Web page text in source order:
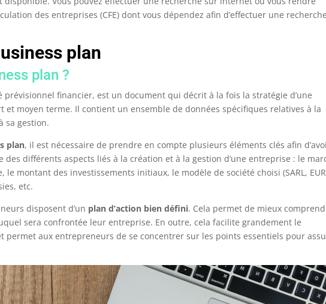
des entreprises (CFE) dont vous dépendez afin d’effectuer une recherche
plan
plan ?
prévisionnel financier, est un document qui décrit à la fois la stratégie d’une
et moyen terme. Il contient un ensemble de données spécifiques relatives à la
sa gestion.
plan, il est nécessaire de prendre en compte plusieurs éléments clés afin
des différents aspects liés à la création et à la gestion d’une entreprise : le
le montant des investissements initiaux, le modèle de société choisi (SARL,
etc.
disposent d’un plan d’action bien défini. Cela permet de mieux
sera confrontée leur entreprise. En outre, cela facilite grandement le
permet aux entrepreneurs de se concentrer sur les points essentiels pour